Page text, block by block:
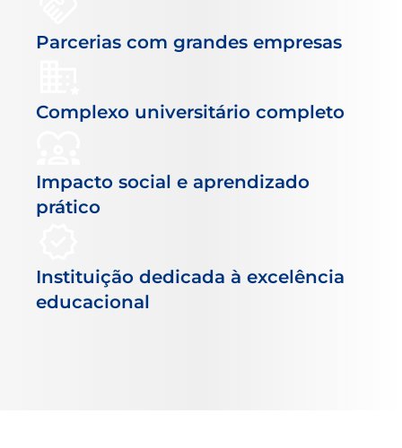
Parcerias com grandes empresas
Complexo universitário completo
Impacto social e aprendizado
prático
Instituição dedicada à excelência
educacional